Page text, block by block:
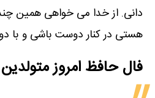
دانی. از خدا می خواهی همین
هستی در کنار دوست باشی و با
فال حافظ امروز